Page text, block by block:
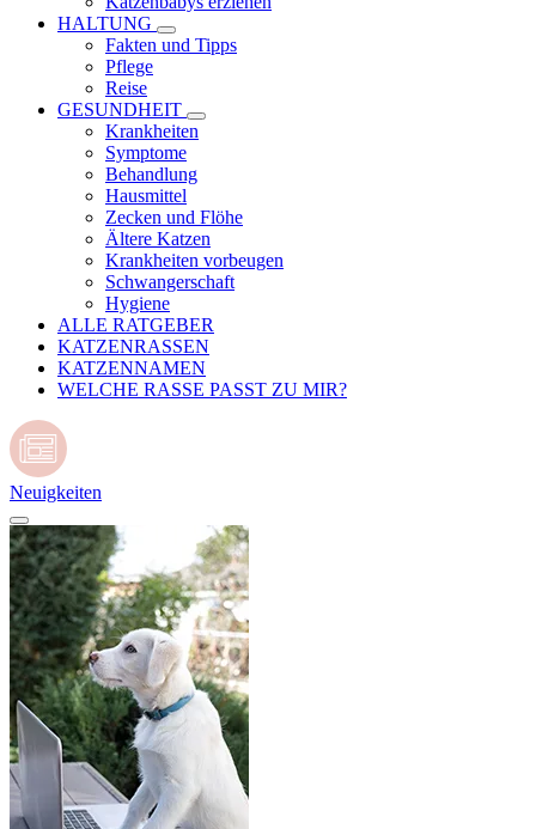
HALTUNG
Fakten und Tipps
Pflege
Reise
GESUNDHEIT
Krankheiten
Symptome
Behandlung
Hausmittel
Zecken und Flöhe
Ältere Katzen
Krankheiten vorbeugen
Schwangerschaft
Hygiene
ALLE RATGEBER
KATZENRASSEN
KATZENNAMEN
WELCHE RASSE PASST ZU MIR?
Neuigkeiten